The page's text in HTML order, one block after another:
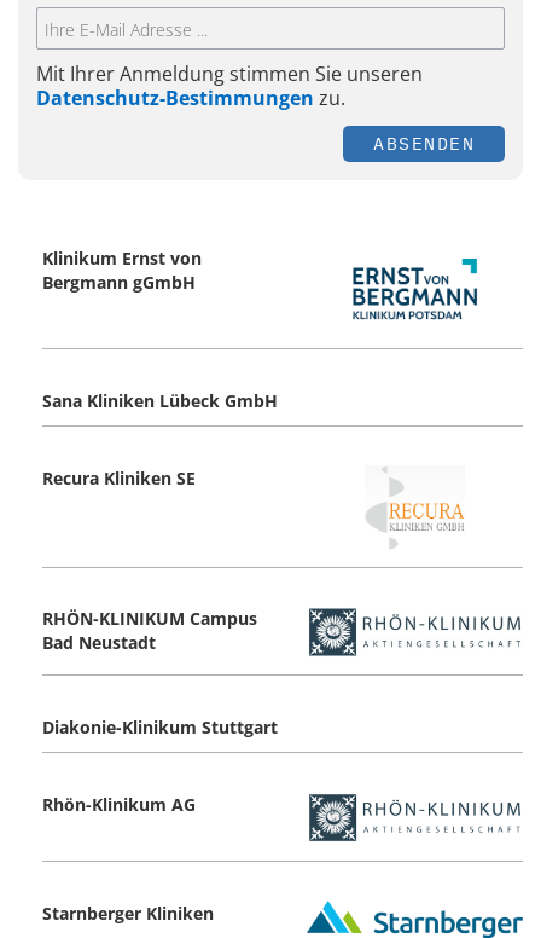
Mit Ihrer Anmeldung stimmen Sie unseren
Datenschutz-Bestimmungen zu.
ABSENDEN
Klinikum Ernst von
Bergmann gGmbH
Sana Kliniken Lübeck GmbH
Recura Kliniken SE
RHÖN-KLINIKUM Campus
Bad Neustadt
Diakonie-Klinikum Stuttgart
Rhön-Klinikum AG
Starnberger Kliniken